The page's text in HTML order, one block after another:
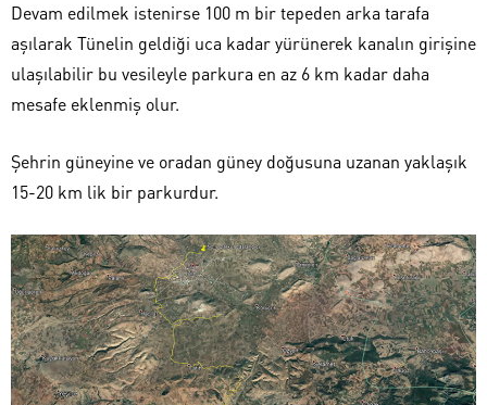
Devam edilmek istenirse 100 m bir tepeden arka tarafa
aşılarak Tünelin geldiği uca kadar yürünerek kanalın girişine
ulaşılabilir bu vesileyle parkura en az 6 km kadar daha
mesafe eklenmiş olur.
Şehrin güneyine ve oradan güney doğusuna uzanan yaklaşık
15-20 km lik bir parkurdur.